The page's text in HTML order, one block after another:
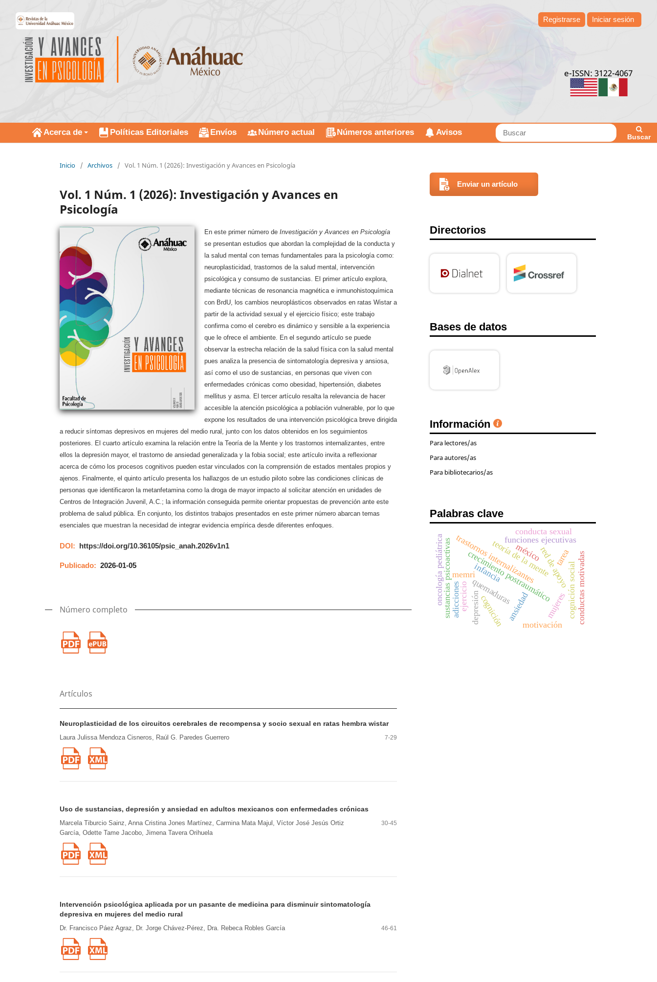
Acerca de Políticas Editoriales Envíos Número actual Números anteriores Avisos Buscar
Registrarse Iniciar sesión
Inicio / Archivos / Vol. 1 Núm. 1 (2026): Investigación y Avances en Psicología
Vol. 1 Núm. 1 (2026): Investigación y Avances en
Psicología
En este primer número deInvestigación y Avances en Psicología
se presentan estudios que abordan la complejidad de la conducta y
la salud mental con temas fundamentales para la psicología como:
neuroplasticidad, trastornos de la salud mental, intervención
psicológica y consumo de sustancias. El primer artículo explora,
mediante técnicas de resonancia magnética e inmunohistoquímica
con BrdU, los cambios neuroplásticos observados en ratas Wistar a
partir de la actividad sexual y el ejercicio físico; este trabajo
confirma como el cerebro es dinámico y sensible a la experiencia
que le ofrece el ambiente. En el segundo artículo se puede
observar la estrecha relación de la salud física con la salud mental
pues analiza la presencia de sintomatología depresiva y ansiosa,
así como el uso de sustancias, en personas que viven con
enfermedades crónicas como obesidad, hipertensión, diabetes
mellitus y asma. El tercer artículo resalta la relevancia de hacer
accesible la atención psicológica a población vulnerable, por lo que
expone los resultados de una intervención psicológica breve dirigida
a reducir síntomas depresivos en mujeres del medio rural, junto con los datos obtenidos en los seguimientos
posteriores. El cuarto artículo examina la relación entre la Teoría de la Mente y los trastornos internalizantes, entre
ellos la depresión mayor, el trastorno de ansiedad generalizada y la fobia social; este artículo invita a reflexionar
acerca de cómo los procesos cognitivos pueden estar vinculados con la comprensión de estados mentales propios y
ajenos. Finalmente, el quinto artículo presenta los hallazgos de un estudio piloto sobre las condiciones clínicas de
personas que identificaron la metanfetamina como la droga de mayor impacto al solicitar atención en unidades de
Centros de Integración Juvenil, A.C.; la información conseguida permite orientar propuestas de prevención ante este
problema de salud pública. En conjunto, los distintos trabajos presentados en este primer número abarcan temas
esenciales que muestran la necesidad de integrar evidencia empírica desde diferentes enfoques.
DOI: https://doi.org/10.36105/psic_anah.2026v1n1
Publicado: 2026-01-05
Número completo
Artículos
Neuroplasticidad de los circuitos cerebrales de recompensa y socio sexual en ratas hembra wistar
Laura Julissa Mendoza Cisneros, Raúl G. Paredes Guerrero 7-29
Uso de sustancias, depresión y ansiedad en adultos mexicanos con enfermedades crónicas
Marcela Tiburcio Sainz, Anna Cristina Jones Martínez, Carmina Mata Majul, Víctor José Jesús Ortiz
García, Odette Tame Jacobo, Jimena Tavera Orihuela
30-45
Intervención psicológica aplicada por un pasante de medicina para disminuir sintomatología
depresiva en mujeres del medio rural
Dr. Francisco Páez Agraz, Dr. Jorge Chávez-Pérez, Dra. Rebeca Robles García 46-61
Enviar un artículo
Directorios
Bases de datos
Información
Para lectores/as
Para autores/as
Para bibliotecarios/as
Palabras clave
quemaduras
crecimiento postraumáticored de apoyo
trastornos internalizantes
teoría de la mente
cognición social
depresión ansiedad mujeres
funciones ejecutivas
infancia
cognición
memri
ejercicio conductas motivadas
sustancias psicoactivasadicciones
oncología pediátrica
conducta sexual
motivación
tarea
méxico
e-ISSN: 3122-4067